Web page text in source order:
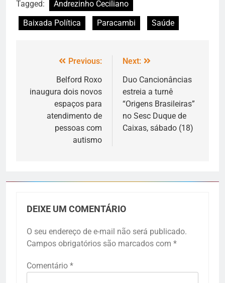
Tagged:
Andrezinho Ceciliano
Baixada Política
Paracambi Saúde
Previous:
Belford Roxo
inaugura dois novos
espaços para
atendimento de
pessoas com
autismo
Next:
Duo Cancionâncias
estreia a turnê
“Origens Brasileiras”
no Sesc Duque de
Caixas, sábado (18)
DEIXE UM COMENTÁRIO
O seu endereço de e-mail não será publicado.
Campos obrigatórios são marcados com *
Comentário *